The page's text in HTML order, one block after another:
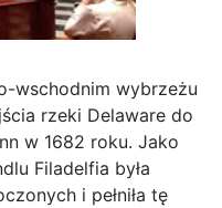
wschodnim wybrzeżu
rzeki Delaware do
w 1682 roku. Jako
Filadelfia była
i pełniła tę